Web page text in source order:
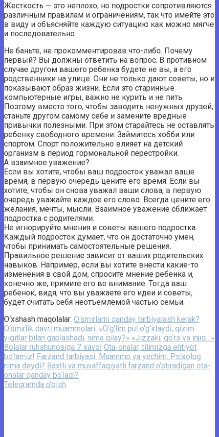
Жесткость — это неплохо, но подростки сопротивляются
различным правилам и ограничениям, так что имейте это
в виду и объясняйте каждую ситуацию как можно мягче
и последовательно.
Не баньте, не прокомментировав что-либо. Почему
первый? Вы должны ответить на вопрос. В противном
случае другом вашего ребенка будете не вы, а его
родственники на улице. Они не только дают советы, но и
показывают образ жизни. Если это старинные
компьютерные игры, важно не курить и не пить.
Поэтому вместо того, чтобы заводить ненужных друзей,
станьте другом самому себе и замените вредные
привычки полезными. При этом старайтесь не оставлять
ребенку свободного времени. Займитесь хобби или
спортом. Спорт положительно влияет на детский
организм в период гормональной перестройки.
А взаимное уважение?
Если вы хотите, чтобы ваш подросток уважал ваше
время, в первую очередь цените его время. Если вы
хотите, чтобы он снова уважал ваши слова, в первую
очередь уважайте каждое его слово. Всегда цените его
желания, мечты, мысли. Взаимное уважение сближает
подростка с родителями.
Не игнорируйте мнения и советы вашего подростка.
Каждый подросток думает, что он достаточно умен,
чтобы принимать самостоятельные решения.
Правильное решение зависит от ваших родительских
навыков. Например, если вы хотите внести какие-то
изменения в свой дом, спросите мнение ребенка и,
конечно же, примите его во внимание. Тогда ваш
ребенок, видя, что вы уважаете его идеи и советы,
будет считать себя неотъемлемой частью семьи.
O‘xshash maqolalar: O‘smirlarni qanday tarbiyalash kerak?
O‘smirlik davri muammolari: «O‘g‘lim pul o‘g‘irlaydi, qizim
yigitlar bilan gaplashadi, nima qilay?» «Jizzaki, qo‘rs va injiq…»
Bolalar ruhshunosiga 7 savol Ota-onalar, tilimizga ehtiyot
bo‘lamiz! Farzand tarbiyasi. Muammo va yechim. Psixolog
nima deydi? Baxtli va muvaffaqiyatli farzand o‘stiradigan ota-
onalar qanday bo‘ladi?
Telegramda o‘qish